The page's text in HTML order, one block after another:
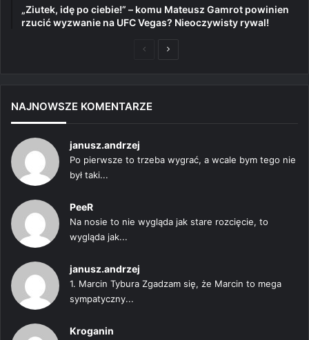
„Ziutek, idę po ciebie!” – komu Mateusz Gamrot powinien
rzucić wyzwanie na UFC Vegas? Nieoczywisty rywal!
PoprzedniaNastępna
NAJNOWSZE KOMENTARZE
janusz.andrzej
Po pierwsze to trzeba wygrać, a wcale bym tego nie
był taki...
PeeR
Na nosie to nie wygląda jak stare rozcięcie, to
wygląda jak...
janusz.andrzej
1. Marcin Tybura Zgadzam się, że Marcin to mega
sympatyczny...
Kroganin